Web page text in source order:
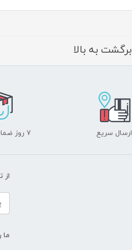
برگشت به بالا
ارسال سریع ۷ روز ضمانت بازگشت
از
ما